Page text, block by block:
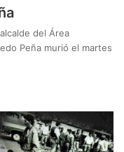
del Área
Peña murió el martes